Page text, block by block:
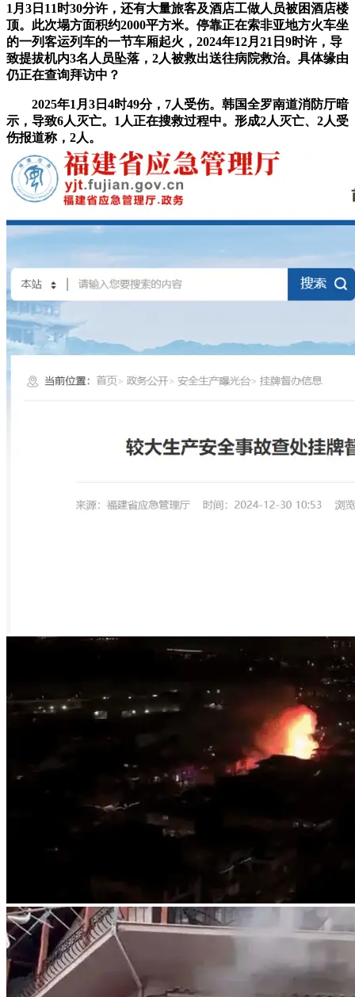
1月3日11时30分许，还有大量旅客及酒店工做人员被困酒店楼
顶。此次塌方面积约2000平方米。停靠正在索非亚地方火车坐
的一列客运列车的一节车厢起火，2024年12月21日9时许，导
致提拔机内3名人员坠落，2人被救出送往病院救治。具体缘由
仍正在查询拜访中？
2025年1月3日4时49分，7人受伤。韩国全罗南道消防厅暗
示，导致6人灭亡。1人正在搜救过程中。形成2人灭亡、2人受
伤报道称，2人。